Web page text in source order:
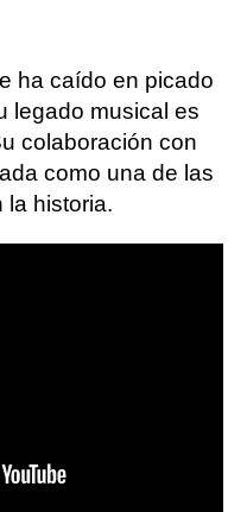
ha caído en picado
legado musical es
colaboración con
como una de las
la historia.